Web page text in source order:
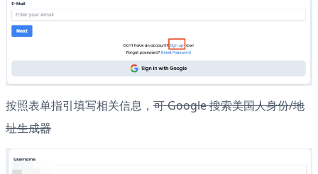
按照表单指引填写相关信息， 可 Google 搜索美国人身份/地
址生成器